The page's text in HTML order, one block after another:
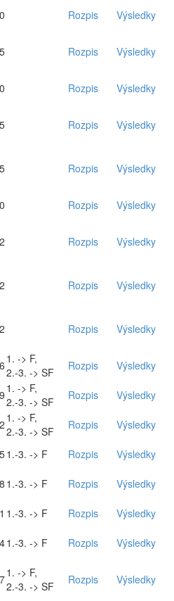
Rozpis Výsledky
Rozpis Výsledky
Rozpis Výsledky
Rozpis Výsledky
Rozpis Výsledky
Rozpis Výsledky
Rozpis Výsledky
Rozpis Výsledky
Rozpis Výsledky
1. -> F,
2.-3. -> SF
Rozpis Výsledky
1. -> F,
2.-3. -> SF
Rozpis Výsledky
1. -> F,
2.-3. -> SF
Rozpis Výsledky
1.-3. -> F Rozpis Výsledky
1.-3. -> F Rozpis Výsledky
1.-3. -> F Rozpis Výsledky
1.-3. -> F Rozpis Výsledky
1. -> F,
2.-3. -> SF
Rozpis Výsledky